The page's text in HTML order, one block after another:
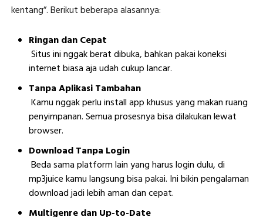
kentang”. Berikut beberapa alasannya:
Ringan dan Cepat
Situs ini nggak berat dibuka, bahkan pakai koneksi
internet biasa aja udah cukup lancar.
Tanpa Aplikasi Tambahan
Kamu nggak perlu install app khusus yang makan ruang
penyimpanan. Semua prosesnya bisa dilakukan lewat
browser.
Download Tanpa Login
Beda sama platform lain yang harus login dulu, di
mp3juice kamu langsung bisa pakai. Ini bikin pengalaman
download jadi lebih aman dan cepat.
Multigenre dan Up-to-Date